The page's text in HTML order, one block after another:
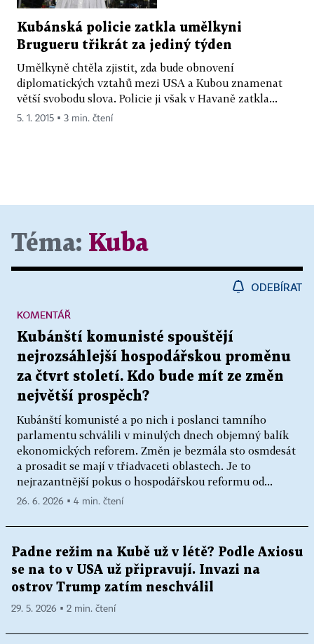
Kubánská policie zatkla umělkyni
Brugueru třikrát za jediný týden
Umělkyně chtěla zjistit, zda bude obnovení
diplomatických vztahů mezi USA a Kubou znamenat
větší svobodu slova. Policie ji však v Havaně zatkla...
5. 1. 2015 ▪ 3 min. čtení
Téma: Kuba
ODEBÍRAT
Kubánští komunisté spouštějí
nejrozsáhlejší hospodářskou proměnu
za čtvrt století. Kdo bude mít ze změn
největší prospěch?
Kubánští komunisté a po nich i poslanci tamního
parlamentu schválili v minulých dnech objemný balík
ekonomických reforem. Změn je bezmála sto osmdesát
a prosadit se mají v třiadvaceti oblastech. Je to
nejrazantnější pokus o hospodářskou reformu od...
KOMENTÁŘ
26. 6. 2026 ▪ 4 min. čtení
Padne režim na Kubě už v létě? Podle Axiosu
se na to v USA už připravují. Invazi na
ostrov Trump zatím neschválil
29. 5. 2026 ▪ 2 min. čtení